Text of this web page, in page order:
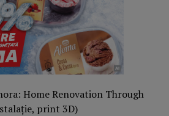
Home Renovation Through
print 3D)